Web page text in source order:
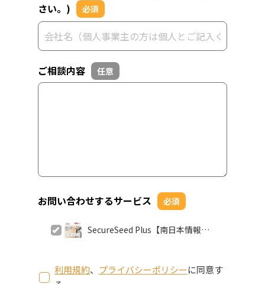
さい。)
必須
ご相談内容 任意
お問い合わせするサービス 必須
SecureSeed Plus【南日本情報処
利用規約、 プライバシーポリシーに同意す